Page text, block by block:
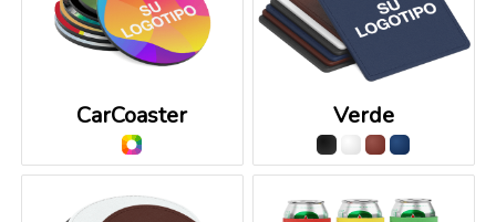
CarCoaster Verde